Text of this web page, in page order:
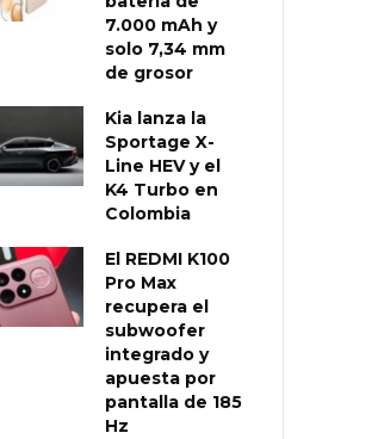
7.000 mAh y
solo 7,34 mm
de grosor
Kia lanza la
Sportage X-
Line HEV y el
K4 Turbo en
Colombia
El REDMI K100
Pro Max
recupera el
subwoofer
integrado y
apuesta por
pantalla de 185
Hz